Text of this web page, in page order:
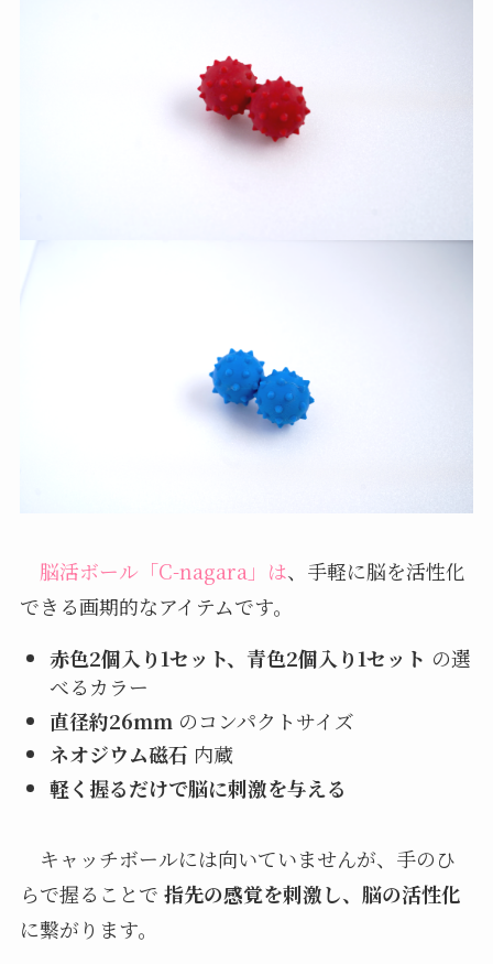
脳活ボール「C-nagara」は、手軽に脳を活性化
できる画期的なアイテムです。
赤色2個入り1セット、青色2個入り1セット の選
べるカラー
直径約26mm のコンパクトサイズ
ネオジウム磁石 内蔵
軽く握るだけで脳に刺激を与える
キャッチボールには向いていませんが、手のひ
らで握ることで 指先の感覚を刺激し、脳の活性化
に繋がります。